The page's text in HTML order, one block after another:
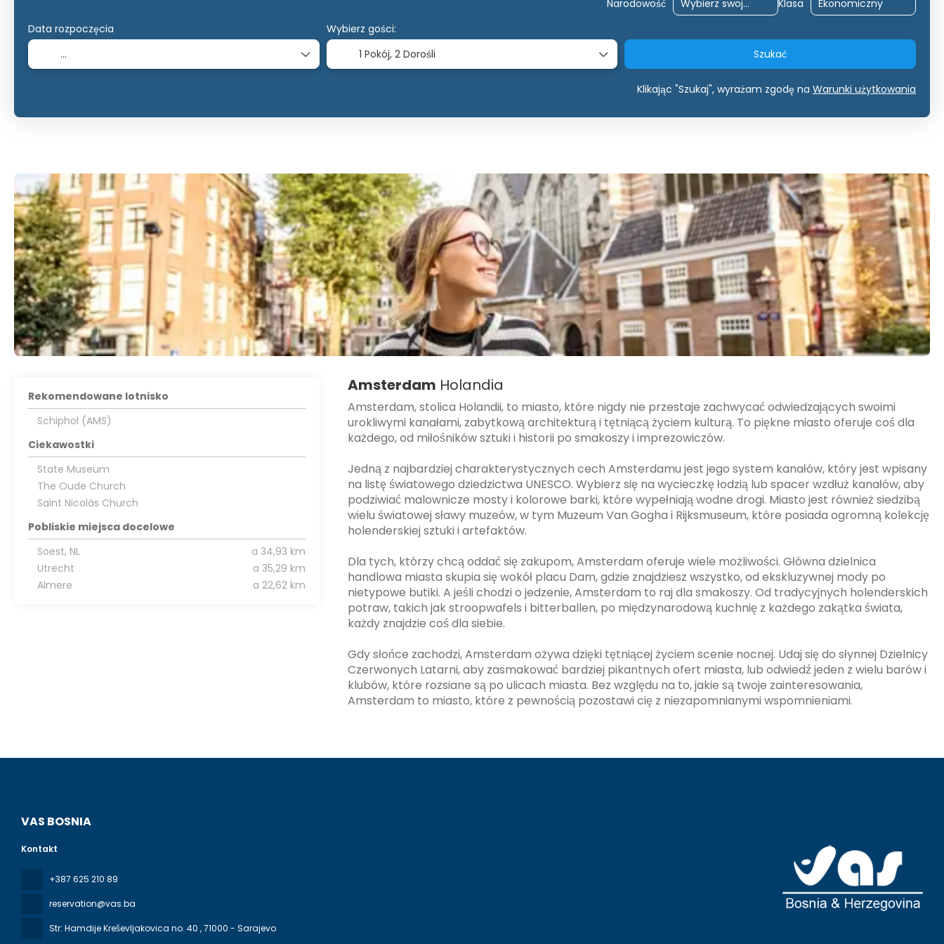
Narodowość
Klasa
Data rozpoczęcia
Wybierz gości:
1 Pokój, 2 Dorośli Szukać
Klikając "Szukaj", wyrażam zgodę na Warunki użytkowania
Amsterdam Holandia
Amsterdam, stolica Holandii, to miasto, które nigdy nie przestaje zachwycać odwiedzających swoimi
urokliwymi kanałami, zabytkową architekturą i tętniącą życiem kulturą. To piękne miasto oferuje coś dla
każdego, od miłośników sztuki i historii po smakoszy i imprezowiczów.
Jedną z najbardziej charakterystycznych cech Amsterdamu jest jego system kanałów, który jest wpisany
na listę światowego dziedzictwa UNESCO. Wybierz się na wycieczkę łodzią lub spacer wzdłuż kanałów, aby
podziwiać malownicze mosty i kolorowe barki, które wypełniają wodne drogi. Miasto jest również siedzibą
wielu światowej sławy muzeów, w tym Muzeum Van Gogha i Rijksmuseum, które posiada ogromną kolekcję
holenderskiej sztuki i artefaktów.
Dla tych, którzy chcą oddać się zakupom, Amsterdam oferuje wiele możliwości. Główna dzielnica
handlowa miasta skupia się wokół placu Dam, gdzie znajdziesz wszystko, od ekskluzywnej mody po
nietypowe butiki. A jeśli chodzi o jedzenie, Amsterdam to raj dla smakoszy. Od tradycyjnych holenderskich
potraw, takich jak stroopwafels i bitterballen, po międzynarodową kuchnię z każdego zakątka świata,
każdy znajdzie coś dla siebie.
Gdy słońce zachodzi, Amsterdam ożywa dzięki tętniącej życiem scenie nocnej. Udaj się do słynnej Dzielnicy
Czerwonych Latarni, aby zasmakować bardziej pikantnych ofert miasta, lub odwiedź jeden z wielu barów i
klubów, które rozsiane są po ulicach miasta. Bez względu na to, jakie są twoje zainteresowania,
Amsterdam to miasto, które z pewnością pozostawi cię z niezapomnianymi wspomnieniami.
Rekomendowane lotnisko
Schiphol (AMS)
Ciekawostki
State Museum
The Oude Church
Saint Nicolás Church
Pobliskie miejsca docelowe
Soest, NL
a 34,93 km
Utrecht
a 35,29 km
Almere
a 22,62 km
VAS BOSNIA
Kontakt
+387 625 210 89
reservation@vas.ba
Str: Hamdije Kreševljakovica no. 40 , 71000 - Sarajevo